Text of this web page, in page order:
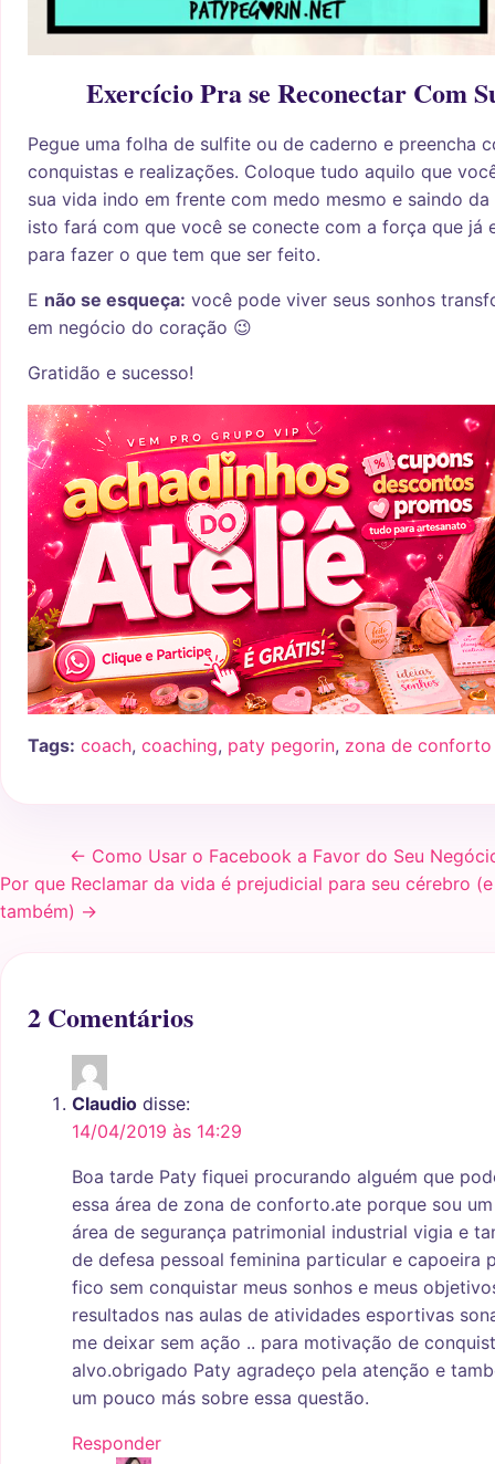
Exercício Pra se Reconectar Com
Pegue uma folha de sulfite ou de caderno e preencha
conquistas e realizações. Coloque tudo aquilo que
sua vida indo em frente com medo mesmo e saindo
isto fará com que você se conecte com a força que já
para fazer o que tem que ser feito.
E não se esqueça: você pode viver seus sonhos
em negócio do coração 😉
Gratidão e sucesso!
Tags: coach, coaching, paty pegorin, zona de conforto
← Como Usar o Facebook a Favor do Seu
Por que Reclamar da vida é prejudicial para seu cérebro
também) →
2 Comentários
Claudio disse:
14/04/2019 às 14:29
Boa tarde Paty fiquei procurando alguém que
essa área de zona de conforto.ate porque sou
área de segurança patrimonial industrial vigia e
de defesa pessoal feminina particular e capoeira
fico sem conquistar meus sonhos e meus
resultados nas aulas de atividades esportivas
me deixar sem ação .. para motivação de
alvo.obrigado Paty agradeço pela atenção e
um pouco más sobre essa questão.
Responder